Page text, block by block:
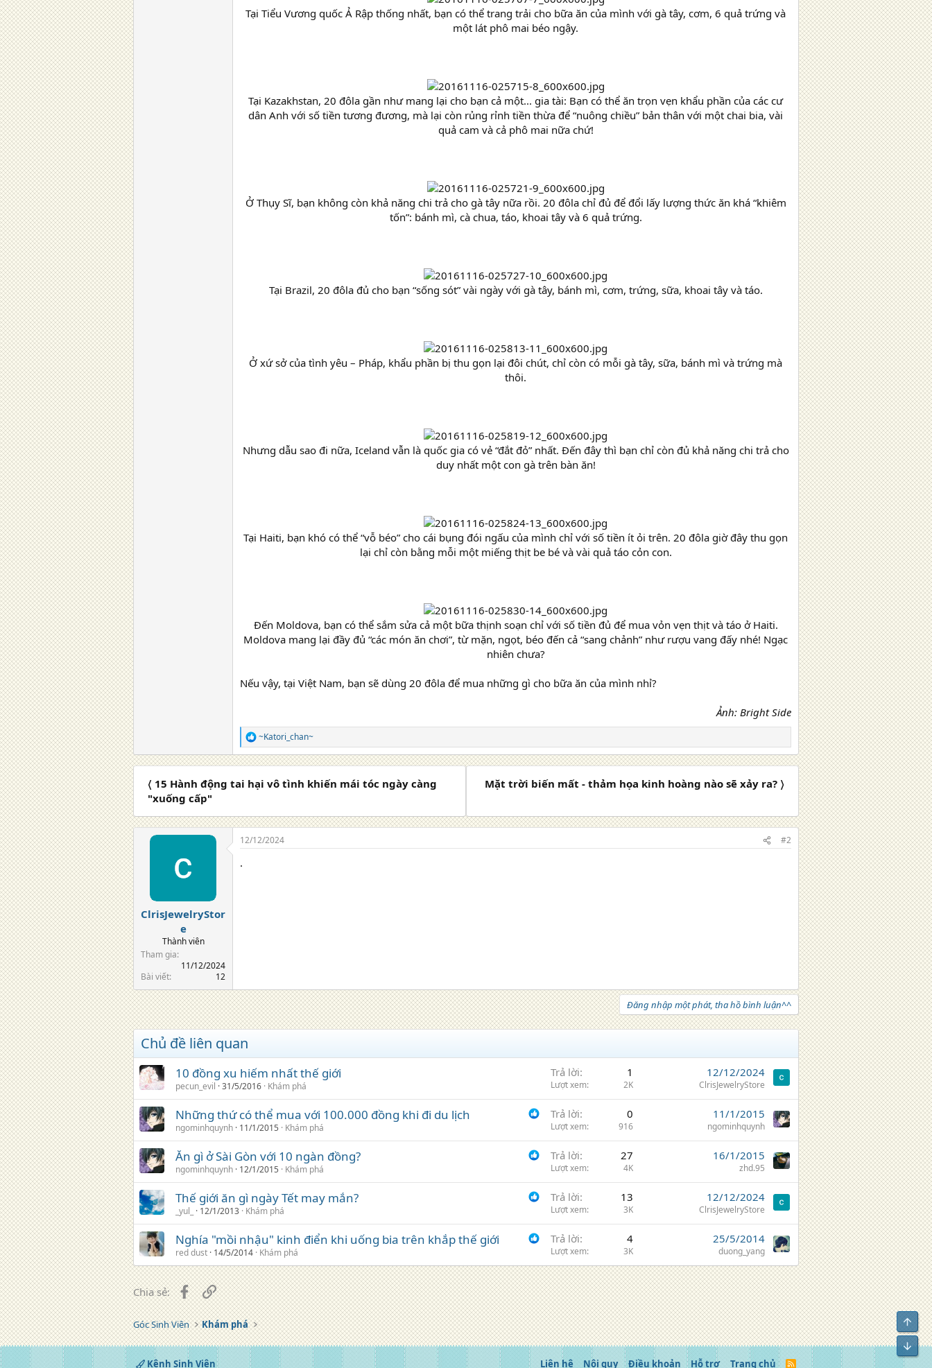
Tại Tiểu Vương quốc Ả Rập thống nhất, bạn có thể trang trải cho bữa ăn của mình với gà tây, cơm, 6 quả trứng và
một lát phô mai béo ngậy.
Tại Kazakhstan, 20 đôla gần như mang lại cho bạn cả một... gia tài: Bạn có thể ăn trọn vẹn khẩu phần của các cư
dân Anh với số tiền tương đương, mà lại còn rủng rỉnh tiền thừa để “nuông chiều” bản thân với một chai bia, vài
quả cam và cả phô mai nữa chứ!
Ở Thụy Sĩ, bạn không còn khả năng chi trả cho gà tây nữa rồi. 20 đôla chỉ đủ để đổi lấy lượng thức ăn khá “khiêm
tốn”: bánh mì, cà chua, táo, khoai tây và 6 quả trứng.
Tại Brazil, 20 đôla đủ cho bạn “sống sót” vài ngày với gà tây, bánh mì, cơm, trứng, sữa, khoai tây và táo.
Ở xứ sở của tình yêu – Pháp, khẩu phần bị thu gọn lại đôi chút, chỉ còn có mỗi gà tây, sữa, bánh mì và trứng mà
thôi.
Nhưng dẫu sao đi nữa, Iceland vẫn là quốc gia có vẻ “đắt đỏ” nhất. Đến đây thì bạn chỉ còn đủ khả năng chi trả cho
duy nhất một con gà trên bàn ăn!
Tại Haiti, bạn khó có thể “vỗ béo” cho cái bụng đói ngấu của mình chỉ với số tiền ít ỏi trên. 20 đôla giờ đây thu gọn
lại chỉ còn bằng mỗi một miếng thịt be bé và vài quả táo cỏn con.
Đến Moldova, bạn có thể sắm sửa cả một bữa thịnh soạn chỉ với số tiền đủ để mua vỏn vẹn thịt và táo ở Haiti.
Moldova mang lại đầy đủ “các món ăn chơi”, từ mặn, ngọt, béo đến cả “sang chảnh” như rượu vang đấy nhé! Ngạc
nhiên chưa?​
Nếu vậy, tại Việt Nam, bạn sẽ dùng 20 đôla để mua những gì cho bữa ăn của mình nhỉ?
Ảnh: Bright Side
R
e
a
n
s
:
~Katori_chan~
〈 15 Hành động tai hại vô tình khiến mái tóc ngày càng
"xuống cấp"
Mặt trời biến mất - thảm họa kinh hoàng nào sẽ xảy ra? 〉
ClrisJewelryStor
e
Thành viên
Tham gia
11/12/2024
Bài viết
12
12/12/2024 #2
.
Đăng nhập một phát, tha hồ bình luận^^
Chủ đề liên quan
10 đồng xu hiếm nhất thế giới
pecun_evil 31/5/2016 Khám phá
Trả lời 1
Lượt xem 2K
12/12/2024
ClrisJewelryStore
Những thứ có thể mua với 100.000 đồng khi đi du lịch
ngominhquynh 11/1/2015 Khám phá
Trả lời 0
Lượt xem 916
11/1/2015
ngominhquynh
Ăn gì ở Sài Gòn với 10 ngàn đồng?
ngominhquynh 12/1/2015 Khám phá
Trả lời 27
Lượt xem 4K
16/1/2015
zhd.95
Thế giới ăn gì ngày Tết may mắn?
_yul_ 12/1/2013 Khám phá
Trả lời 13
Lượt xem 3K
12/12/2024
ClrisJewelryStore
Nghía "mồi nhậu" kinh điển khi uống bia trên khắp thế giới
red dust 14/5/2014 Khám phá
Trả lời 4
Lượt xem 3K
25/5/2014
duong_yang
Chia sẻ: Facebook
Liên kết
Góc Sinh Viên Khám phá
Kênh Sinh Viên Liên hệ Nội quy Điều khoản Hỗ trợ Trang chủ R
Top